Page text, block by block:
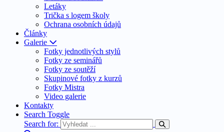
Letáky
Trička s logem školy
Ochrana osobních údajů
Články
Galerie
Fotky jednotlivých stylů
Fotky ze seminářů
Fotky ze soutěží
Skupinové fotky z kurzů
Fotky Mistra
Video galerie
Kontakty
Search Toggle
Search for: